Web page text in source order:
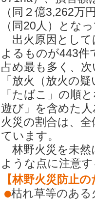
（同２億3,262万
（同20人）とな
出火原因として
よるものが443件
占め最も多く、
「放火（放火の
「たばこ」の順
遊び」を含めた
火災の割合は、
ています。
林野火災を未然
ような点に注意
【林野火災防止
●枯れ草等のあ